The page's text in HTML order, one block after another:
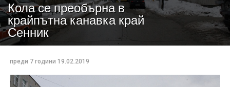
Кола се преобърна в
крайпътна канавка край
Сенник
преди 7 години 19.02.2019